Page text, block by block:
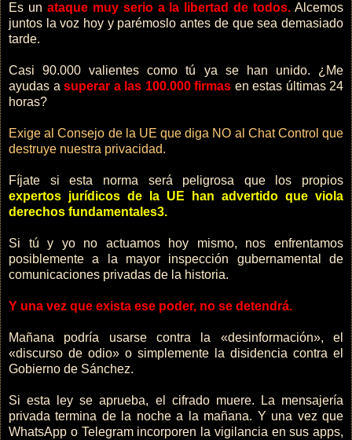
Es un ataque muy serio a la libertad de todos. Alcemos
juntos la voz hoy y parémoslo antes de que sea demasiado
tarde.
Casi 90.000 valientes como tú ya se han unido. ¿Me
ayudas a superar a las 100.000 firmas en estas últimas 24
horas?
Exige al Consejo de la UE que diga NO al Chat Control que
destruye nuestra privacidad.
Fíjate si esta norma será peligrosa que los propios
expertos jurídicos de la UE han advertido que viola
derechos fundamentales3.
Si tú y yo no actuamos hoy mismo, nos enfrentamos
posiblemente a la mayor inspección gubernamental de
comunicaciones privadas de la historia.
Y una vez que exista ese poder, no se detendrá.
Mañana podría usarse contra la «desinformación», el
«discurso de odio» o simplemente la disidencia contra el
Gobierno de Sánchez.
Si esta ley se aprueba, el cifrado muere. La mensajería
privada termina de la noche a la mañana. Y una vez que
WhatsApp o Telegram incorporen la vigilancia en sus apps,